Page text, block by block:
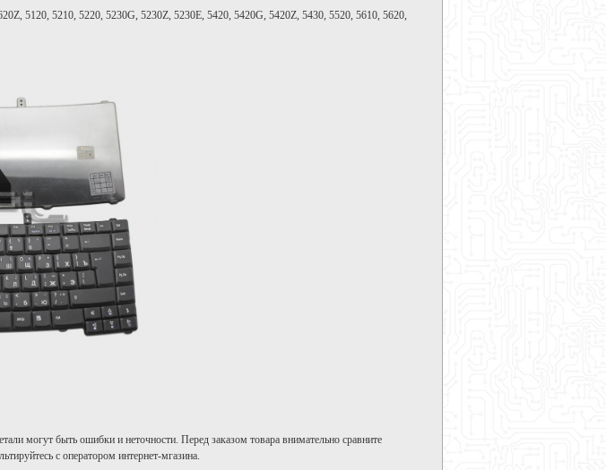
5120, 5210, 5220, 5230G, 5230Z, 5230E, 5420, 5420G, 5420Z, 5430, 5520, 5610, 5620,
могут быть ошибки и неточности. Перед заказом товара внимательно сравните
с оператором интернет-мгазина.